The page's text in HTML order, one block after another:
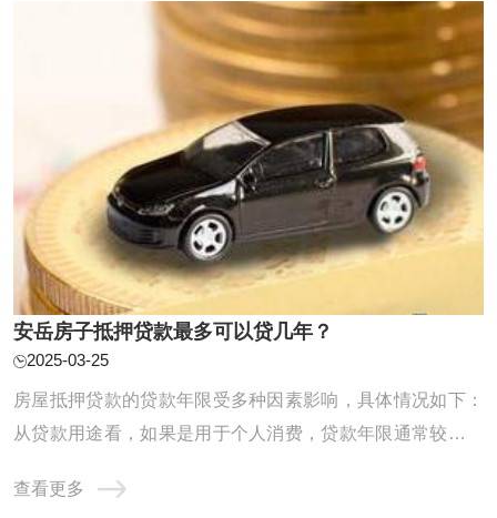
贷款申请，并提交相关的资料，如身份证、抵 ...
安岳房子抵押贷款最多可以贷几年？
2025-03-25
房屋抵押贷款的贷款年限受多种因素影响，具体情况如下：
从贷款用途看，如果是用于个人消费，贷款年限通常较短，
类贷款的风险及资金回笼等因素，设定了相对较短的期限。
查看更多